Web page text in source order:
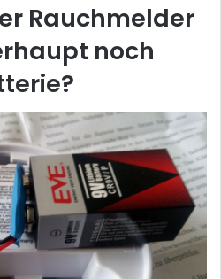
Rauchmelder
noch